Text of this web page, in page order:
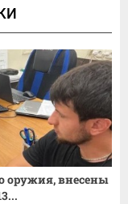
оружия, внесены